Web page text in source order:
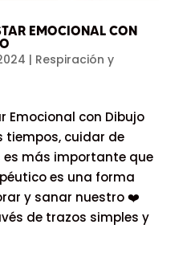
EMOCIONAL CON
| Respiración y
Emocional con Dibujo
tiempos, cuidar de
es más importante que
es una forma
y sanar nuestro ❤️
de trazos simples y